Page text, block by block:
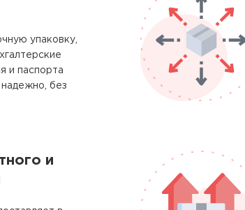
упаковку,
и паспорта
без
и